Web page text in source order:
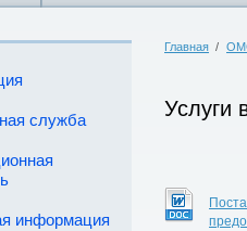
служба
информация
Главная /
Услуги